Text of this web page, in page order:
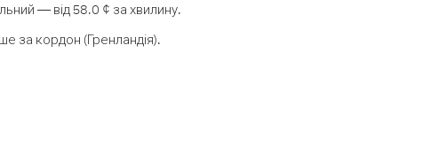
— від 58.0 ¢ за хвилину.
за кордон (Гренландія).